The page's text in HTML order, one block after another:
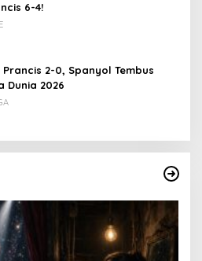
6-4!
Prancis 2-0, Spanyol Tembus
Dunia 2026